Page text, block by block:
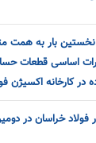
نخستین بار به همت
اساسی قطعات
در کارخانه اکسیژن
فولاد خراسان در